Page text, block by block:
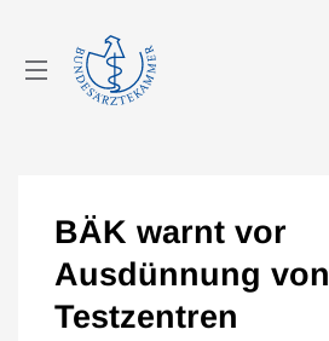
BÄK warnt vor
Ausdünnung von
Testzentren